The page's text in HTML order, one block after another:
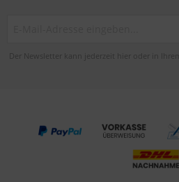
Der Newsletter kann jederzeit hier oder in